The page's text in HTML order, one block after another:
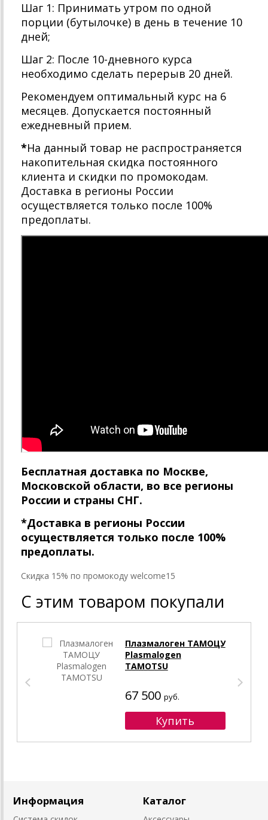
Шаг 1: Принимать утром по одной
порции (бутылочке) в день в течение 10
дней;
Шаг 2: После 10-дневного курса
необходимо сделать перерыв 20 дней.
Рекомендуем оптимальный курс на 6
месяцев. Допускается постоянный
ежедневный прием.
*На данный товар не распространяется
накопительная скидка постоянного
клиента и скидки по промокодам.
Доставка в регионы России
осуществляется только после 100%
предоплаты.
Бесплатная доставка по Москве,
Московской области, во все регионы
России и страны СНГ.
*Доставка в регионы России
осуществляется только после 100%
предоплаты.
Cкидка 15% по промокоду welcome15
С этим товаром покупали
Плазмалоген ТАМОЦУ
Plasmalogen
TAMOTSU
67 500 руб.
Информация Каталог